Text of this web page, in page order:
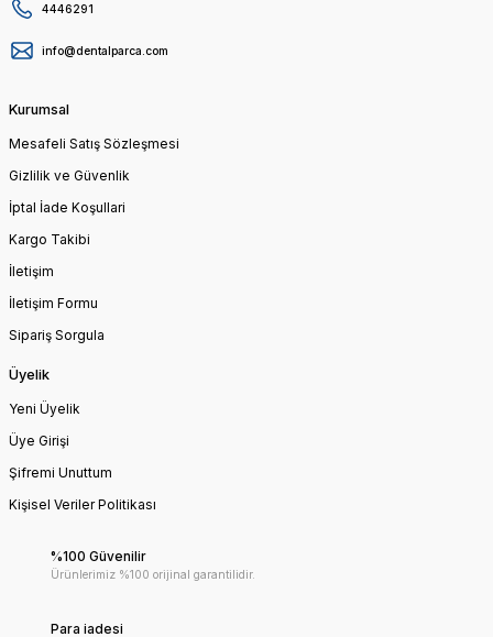
4446291
info@dentalparca.com
Kurumsal
Mesafeli Satış Sözleşmesi
Gizlilik ve Güvenlik
İptal İade Koşullari
Kargo Takibi
İletişim
İletişim Formu
Sipariş Sorgula
Üyelik
Yeni Üyelik
Üye Girişi
Şifremi Unuttum
Kişisel Veriler Politikası
%100 Güvenilir
Ürünlerimiz %100 orijinal garantilidir.
Para iadesi